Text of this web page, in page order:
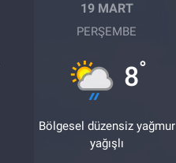
19 MART
PERŞEMBE
8°
Bölgesel düzensiz yağmur
yağışlı